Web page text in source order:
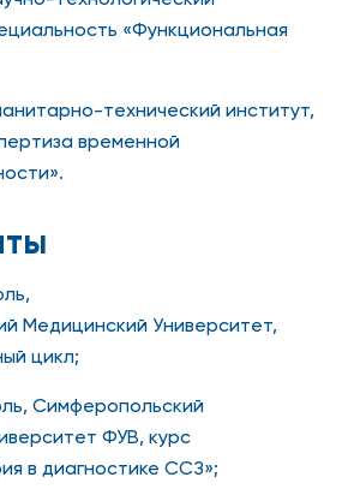
«Функциональная
технический институт,
временной
Медицинский Университет,
цикл;
Симферопольский
ФУВ, курс
в диагностике ССЗ»;